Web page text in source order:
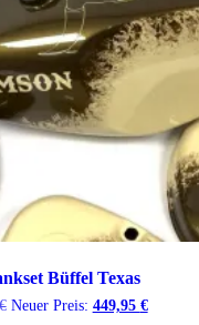
Büffel Texas
Ursprünglicher
Neuer Preis: 449,95 €Aktueller